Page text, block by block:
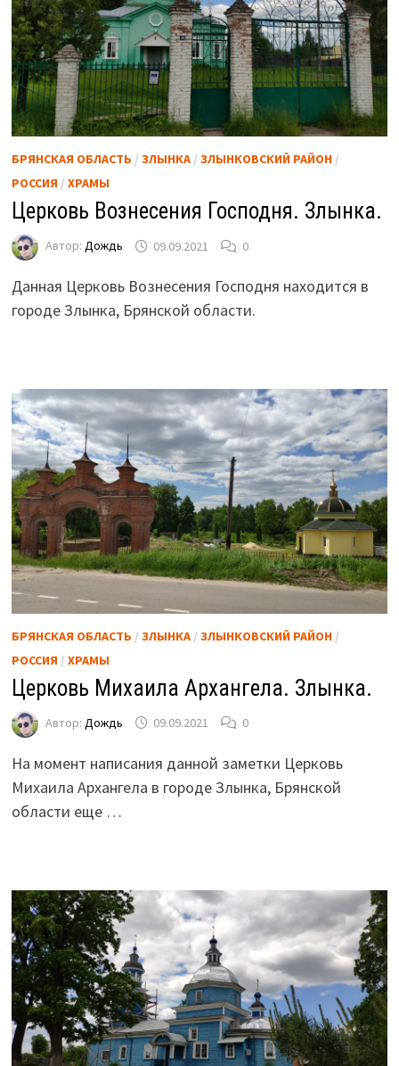
БРЯНСКАЯ ОБЛАСТЬ / ЗЛЫНКА/ ЗЛЫНКОВСКИЙ РАЙОН/
РОССИЯ / ХРАМЫ
Церковь Вознесения Господня. Злынка.
Автор: Дождь 09.09.2021 0
Данная Церковь Вознесения Господня находится в
городе Злынка, Брянской области.
БРЯНСКАЯ ОБЛАСТЬ / ЗЛЫНКА/ ЗЛЫНКОВСКИЙ РАЙОН/
РОССИЯ / ХРАМЫ
Церковь Михаила Архангела. Злынка.
Автор: Дождь 09.09.2021 0
На момент написания данной заметки Церковь
Михаила Архангела в городе Злынка, Брянской
области еще …